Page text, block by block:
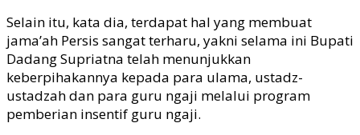
Selain itu, kata dia, terdapat hal yang membuat
jama’ah Persis sangat terharu, yakni selama ini Bupati
Dadang Supriatna telah menunjukkan
keberpihakannya kepada para ulama, ustadz-
ustadzah dan para guru ngaji melalui program
pemberian insentif guru ngaji.